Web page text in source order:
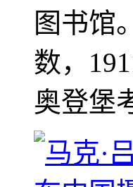
图书馆
数，
奥登堡